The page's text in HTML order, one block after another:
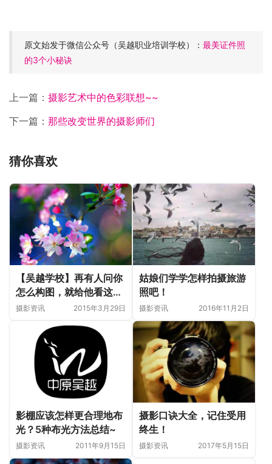
原文始发于微信公众号（吴越职业培训学校）： 最美证件照
的3个小秘诀
上一篇： 摄影艺术中的色彩联想~~
下一篇： 那些改变世界的摄影师们
猜你喜欢
【吴越学校】再有人问你
怎么构图，就给他看这
个！
摄影资讯 2015年3月29日
姑娘们学学怎样拍摄旅游
照吧！
摄影资讯 2016年11月2日
影棚应该怎样更合理地布
光？5种布光方法总结~
摄影资讯 2011年9月15日
摄影口诀大全，记住受用
终生！
摄影资讯 2017年5月15日